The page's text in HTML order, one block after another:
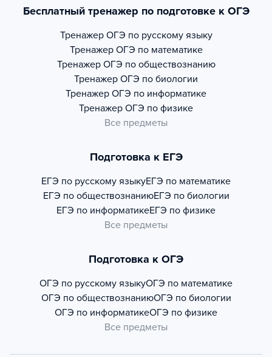
Бесплатный тренажер по подготовке к ОГЭ
Тренажер ОГЭ по русскому языку
Тренажер ОГЭ по математике
Тренажер ОГЭ по обществознанию
Тренажер ОГЭ по биологии
Тренажер ОГЭ по информатике
Тренажер ОГЭ по физике
Все предметы
Подготовка к ЕГЭ
ЕГЭ по русскому языкуЕГЭ по математике
ЕГЭ по обществознаниюЕГЭ по биологии
ЕГЭ по информатикеЕГЭ по физике
Все предметы
Подготовка к ОГЭ
ОГЭ по русскому языкуОГЭ по математике
ОГЭ по обществознаниюОГЭ по биологии
ОГЭ по информатикеОГЭ по физике
Все предметы